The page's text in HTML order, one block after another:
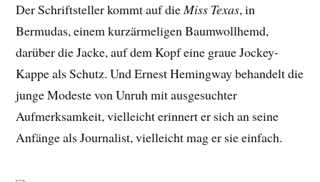
Der Schriftsteller kommt auf dieMiss Texas, in
Bermudas, einem kurzärmeligen Baumwollhemd,
darüber die Jacke, auf dem Kopf eine graue Jockey-
Kappe als Schutz. Und Ernest Hemingway behandelt die
junge Modeste von Unruh mit ausgesuchter
Aufmerksamkeit, vielleicht erinnert er sich an seine
Anfänge als Journalist, vielleicht mag er sie einfach.